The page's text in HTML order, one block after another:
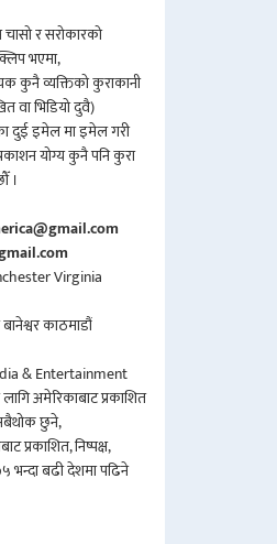
र सरोकारको
भएमा,
कुनै व्यक्तिको कुराकानी
वा भिडियो दुवै)
दुई इमेल मा इमेल गरी
योग्य कुनै पनि कुरा
।
Virginia
काठमाडौं
& Entertainment
अमेरिकाबाट प्रकाशित
छुने,
प्रकाशित, निष्पक्ष,
भन्दा बढी देशमा पढिने